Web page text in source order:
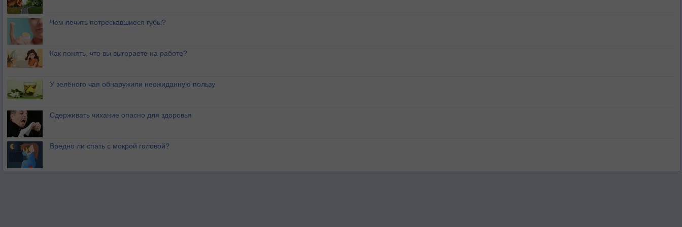
Чем лечить потрескавшиеся губы?
Как понять, что вы выгораете на работе?
У зелёного чая обнаружили неожиданную пользу
Сдерживать чихание опасно для здоровья
Вредно ли спать с мокрой головой?